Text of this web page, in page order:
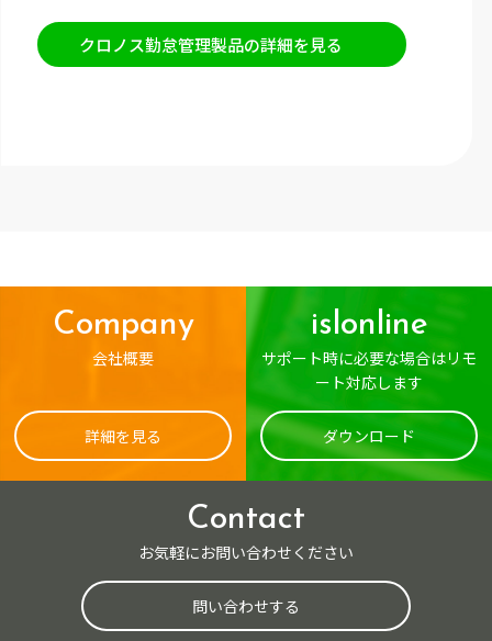
クロノス勤怠管理製品の詳細を見る
Company
会社概要
詳細を見る
islonline
サポート時に必要な場合はリモ
ート対応します
ダウンロード
Contact
お気軽にお問い合わせください
問い合わせする